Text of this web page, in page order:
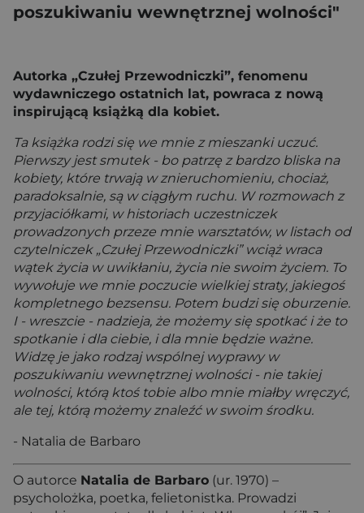
poszukiwaniu wewnętrznej wolności"
Autorka „Czułej Przewodniczki”, fenomenu
wydawniczego ostatnich lat, powraca z nową
inspirującą książką dla kobiet.
Ta książka rodzi się we mnie z mieszanki uczuć.
Pierwszy jest smutek - bo patrzę z bardzo bliska na
kobiety, które trwają w znieruchomieniu, chociaż,
paradoksalnie, są w ciągłym ruchu. W rozmowach z
przyjaciółkami, w historiach uczestniczek
prowadzonych przeze mnie warsztatów, w listach od
czytelniczek „Czułej Przewodniczki” wciąż wraca
wątek życia w uwikłaniu, życia nie swoim życiem. To
wywołuje we mnie poczucie wielkiej straty, jakiegoś
kompletnego bezsensu. Potem budzi się oburzenie.
I - wreszcie - nadzieja, że możemy się spotkać i że to
spotkanie i dla ciebie, i dla mnie będzie ważne.
Widzę je jako rodzaj wspólnej wyprawy w
poszukiwaniu wewnętrznej wolności - nie takiej
wolności, którą ktoś tobie albo mnie miałby wręczyć,
ale tej, którą możemy znaleźć w swoim środku.
- Natalia de Barbaro
O autorce Natalia de Barbaro (ur. 1970) –
psycholożka, poetka, felietonistka. Prowadzi